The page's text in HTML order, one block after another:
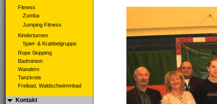
Fitness
Zumba
Jumping Fitness
Kinderturnen
Spiel- & Krabbelgruppe
Rope Skipping
Badminton
Wandern
Tanzkreis
Freibad, Waldschwimmbad
Kontakt